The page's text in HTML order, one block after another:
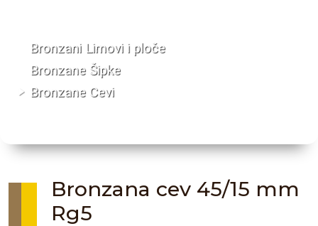
Bronzani Limovi i ploče
Bronzane Šipke
Bronzane Cevi
Bronzana cev 45/15 mm
Rg5